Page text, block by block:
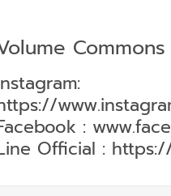
Commons
:
Official :